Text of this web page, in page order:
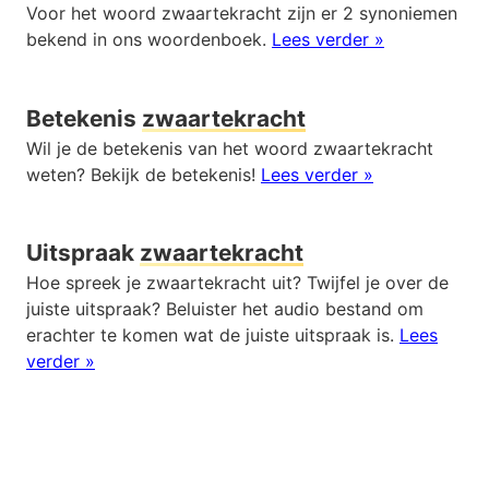
Voor het woord zwaartekracht zijn er 2 synoniemen
bekend in ons woordenboek. Lees verder »
Betekenis zwaartekracht
Wil je de betekenis van het woord zwaartekracht
weten? Bekijk de betekenis! Lees verder »
Uitspraak zwaartekracht
Hoe spreek je zwaartekracht uit? Twijfel je over de
juiste uitspraak? Beluister het audio bestand om
erachter te komen wat de juiste uitspraak is. Lees
verder »